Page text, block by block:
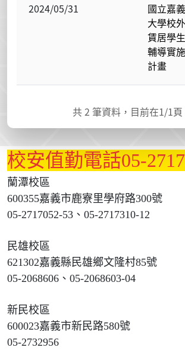
2024/05/31
國立嘉義
大學校外
賃居學生
輔導實施
計畫
共2 筆資料，目前在1/1頁
校安值勤電話05-
蘭潭校區
600355嘉義市鹿寮里學府路300號
05-2717052-53、05-2717310-12
民雄校區
621302嘉義縣民雄鄉文隆村85號
05-2068606、05-2068603-04
新民校區
600023嘉義市新民路580號
05-2732956